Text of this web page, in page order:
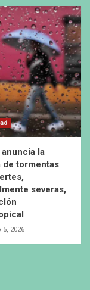
la
de tormentas
severas,
5, 2026